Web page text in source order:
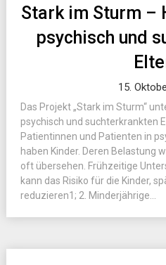
Stark im Sturm –
psychisch und
15.
Das Projekt „Stark im Sturm“
psychisch und suchterkrankten
Patientinnen und Patienten in
haben Kinder. Deren Belastung
oft übersehen. Frühzeitige
kann das Risiko für die Kinder,
reduzieren1; 2. Minderjährige...